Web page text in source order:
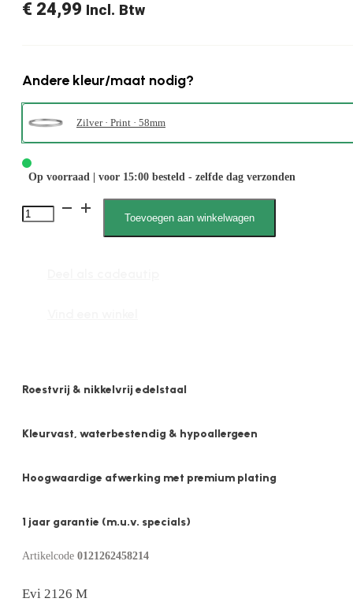
€ 24,99 Incl. Btw
Andere kleur/maat nodig?
Zilver · Print · 58mm
Op voorraad | voor 15:00 besteld - zelfde dag verzonden
Evi
Toevoegen aan winkelwagen
Roestvrij & nikkelvrij edelstaal
Kleurvast, waterbestendig & hypoallergeen
Hoogwaardige afwerking met premium plating
1 jaar garantie (m.u.v. specials)
Artikelcode 0121262458214
Evi 2126 M